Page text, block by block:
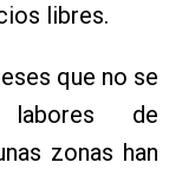
libres.
que no se
de
zonas han